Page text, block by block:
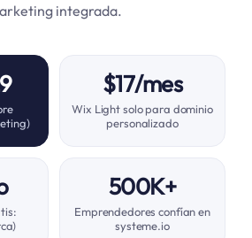
integrada.
$17/mes
Wix Light solo para dominio
personalizado
500K+
Emprendedores confían en
systeme.io